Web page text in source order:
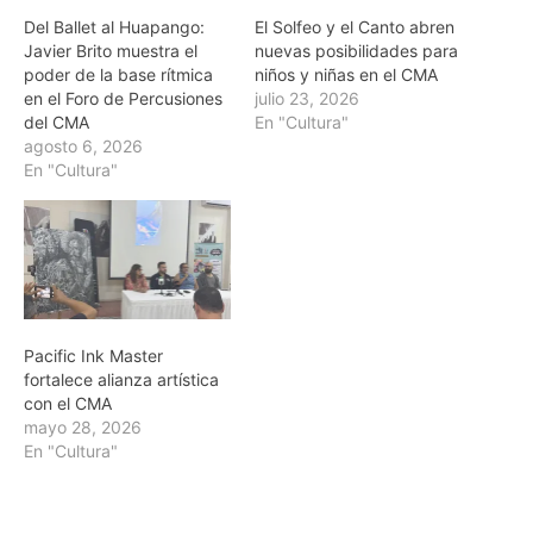
Del Ballet al Huapango:
Javier Brito muestra el
poder de la base rítmica
en el Foro de Percusiones
del CMA
agosto 6, 2026
En "Cultura"
El Solfeo y el Canto abren
nuevas posibilidades para
niños y niñas en el CMA
julio 23, 2026
En "Cultura"
Pacific Ink Master
fortalece alianza artística
con el CMA
mayo 28, 2026
En "Cultura"